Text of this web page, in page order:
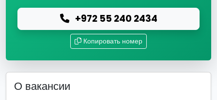
+972 55 240 2434
Копировать номер
О вакансии